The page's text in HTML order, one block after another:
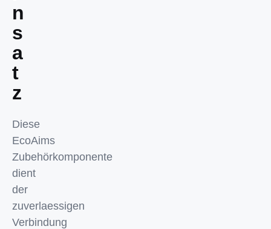
n
s
a
t
z
Diese
EcoAims
Zubehörkomponente
dient
der
zuverlaessigen
Verbindung